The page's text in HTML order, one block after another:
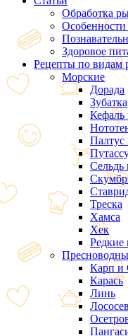
Обработка
Здоровое
Рецепты по видам
Морские
Дорада
Зубатка
Кефаль
Палтус
Сельдь
Треска
Хамса
Хек
Редкие
Карп и
Карась
Линь